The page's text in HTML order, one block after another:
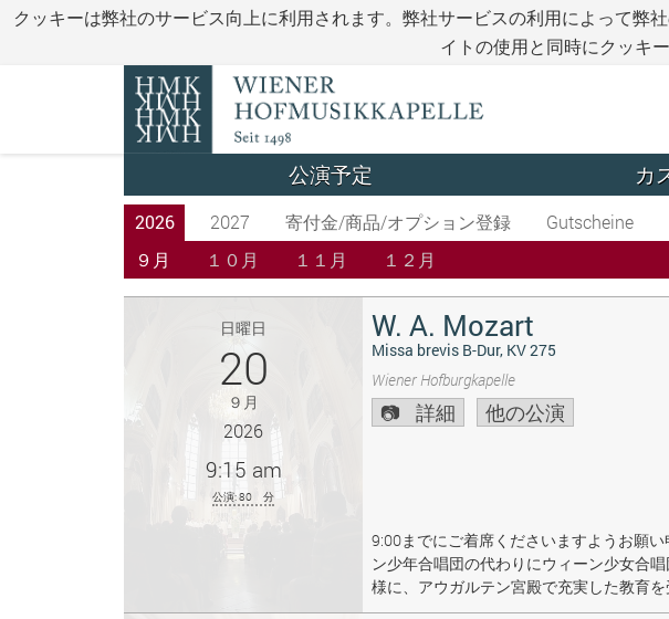
クッキーは弊社のサービス向上に利用されます。弊社サービスの利用によって弊
イトの使用と同時にクッキ
公演予定 カ
2026 2027 寄付金/商品/オプション登録
Gutscheine
９月
１０月 １１月 １２月
日曜日
20
９月
2026
9:15 am
公演: 80 分
W. A. Mozart
Missa brevis B-Dur, KV 275
Wiener Hofburgkapelle
詳細 他の公演
9:00までにご着席くださいますようお願
ン少年合唱団の代わりにウィーン少女合
様に、アウガルテン宮殿で充実した教育を